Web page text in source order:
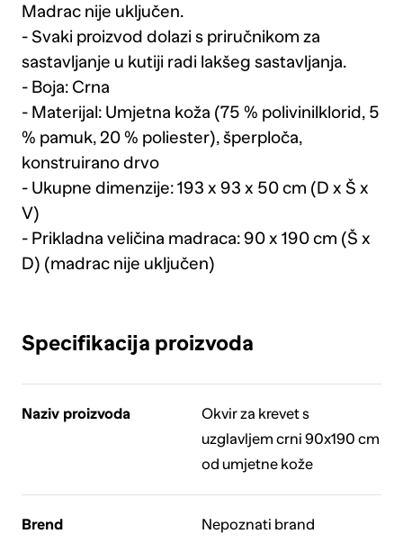
Madrac nije uključen.
- Svaki proizvod dolazi s priručnikom za
sastavljanje u kutiji radi lakšeg sastavljanja.
- Boja: Crna
- Materijal: Umjetna koža (75 % polivinilklorid, 5
% pamuk, 20 % poliester), šperploča,
konstruirano drvo
- Ukupne dimenzije: 193 x 93 x 50 cm (D x Š x
V)
- Prikladna veličina madraca: 90 x 190 cm (Š x
D) (madrac nije uključen)
Specifikacija proizvoda
Naziv proizvoda
Okvir za krevet s
uzglavljem crni 90x190 cm
od umjetne kože
Brend Nepoznati brand